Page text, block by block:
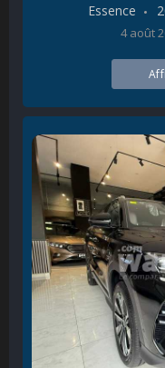
Essence
4 août